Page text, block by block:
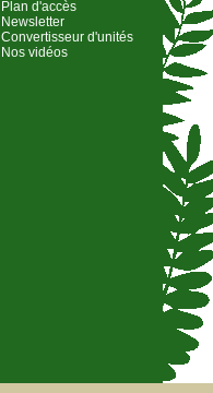
Plan d'accès
Newsletter
Convertisseur d'unités
Nos vidéos